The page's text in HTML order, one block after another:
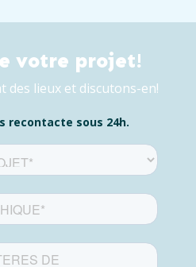
votre projet!
des lieux et discutons-en!